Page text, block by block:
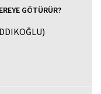
GÖTÜRÜR?